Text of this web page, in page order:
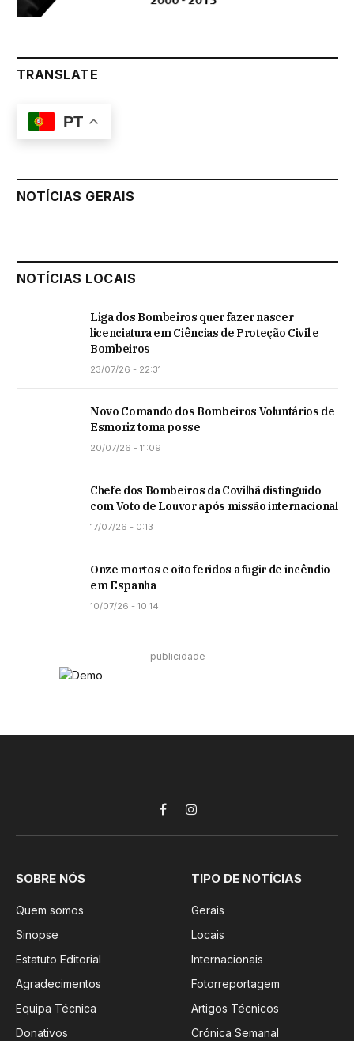
TRANSLATE
PT
NOTÍCIAS GERAIS
NOTÍCIAS LOCAIS
Liga dos Bombeiros quer fazer nascer
licenciatura em Ciências de Proteção Civil e
Bombeiros
23/07/26 - 22:31
Novo Comando dos Bombeiros Voluntários de
Esmoriz toma posse
20/07/26 - 11:09
Chefe dos Bombeiros da Covilhã distinguido
com Voto de Louvor após missão internacional
17/07/26 - 0:13
Onze mortos e oito feridos a fugir de incêndio
em Espanha
10/07/26 - 10:14
publicidade
FacebookInstagram
SOBRE NÓS
Quem somos
Sinopse
Estatuto Editorial
Agradecimentos
Equipa Técnica
Donativos
TIPO DE NOTÍCIAS
Gerais
Locais
Internacionais
Fotorreportagem
Artigos Técnicos
Crónica Semanal